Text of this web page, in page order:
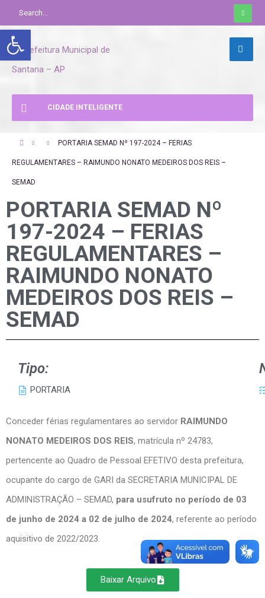
Abrir a barra de ferramentas
CIDADE INTELIGENTE
PORTARIA SEMAD Nº 197-2024 – FERIAS
REGULAMENTARES – RAIMUNDO NONATO MEDEIROS DOS REIS –
SEMAD
PORTARIA SEMAD Nº
197-2024 – FERIAS
REGULAMENTARES –
RAIMUNDO NONATO
MEDEIROS DOS REIS –
SEMAD
Tipo:
PORTARIA
Conceder férias regulamentares ao servidor RAIMUNDO
NONATO MEDEIROS DOS REIS, matrícula nº 24783,
pertencente ao Quadro de Pessoal EFETIVO desta prefeitura,
ocupante do cargo de GARI da SECRETARIA MUNICIPAL DE
ADMINISTRAÇÃO – SEMAD, para usufruto no período de 03
de junho de 2024 a 02 de julho de 2024, referente ao período
aquisitivo de 2022/2023.
Baixar Arquivo